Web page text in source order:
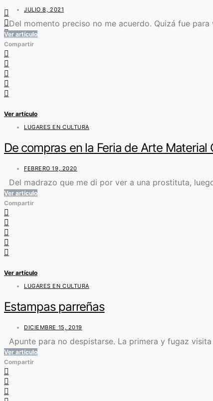
JULIO 8, 2021
Del momento preciso no me acuerdo. Quizá fue
Ver artículo
Compartir
Ver artículo
LUGARES EN CULTURA
De compras en la Feria de Arte Material
FEBRERO 19, 2020
Del madrazo que me di por ver a una prostituta,
Ver artículo
Compartir
Ver artículo
LUGARES EN CULTURA
Estampas parreñas
DICIEMBRE 15, 2019
Apunte para no despistarse. La primera y fugaz
Ver artículo
Compartir